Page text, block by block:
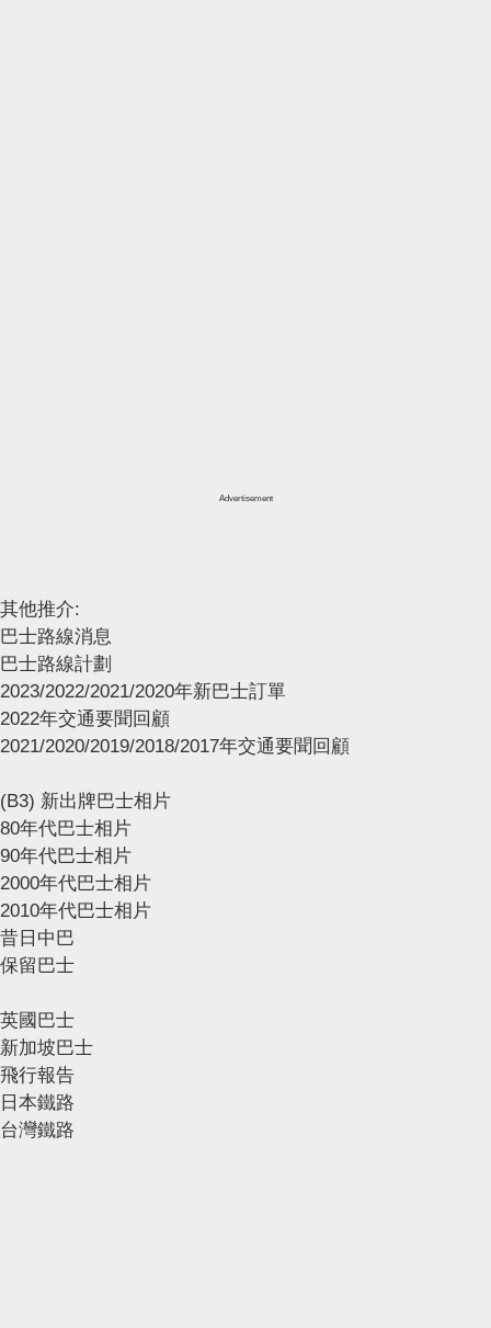
Advertisement
其他推介:
巴士路線消息
巴士路線計劃
2023/2022/2021/2020年新巴士訂單
2022年交通要聞回顧
2021/2020/2019/2018/2017年交通要聞回顧
(B3) 新出牌巴士相片
80年代巴士相片
90年代巴士相片
2000年代巴士相片
2010年代巴士相片
昔日中巴
保留巴士
英國巴士
新加坡巴士
飛行報告
日本鐵路
台灣鐵路